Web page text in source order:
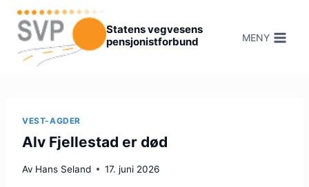
Hopp
innhold
Statens vegvesens
pensjonistforbund
MENY
VEST-AGDER
Alv Fjellestad er død
Av Hans Seland 17. juni 2026